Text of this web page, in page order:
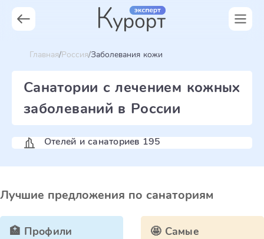
Главная Россия Заболевания кожи
Санатории с лечением кожных
заболеваний в России
Отелей и санаториев 195
Лучшие предложения по санаториям
🏥 Профили
🤩 Самые